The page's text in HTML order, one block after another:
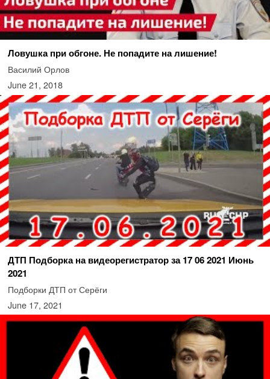
Ловушка при обгоне. Не попадите на лишение!
Василий Орлов
June 21, 2018
ДТП Подборка на видеорегистратор за 17 06 2021 Июнь
2021
Подборки ДТП от Серёги
June 17, 2021